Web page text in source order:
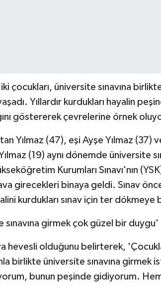
çocukları, üniversite sınavına birlikte
Yıllardır kurdukları hayalin
göstererek çevrelerine örnek
Yılmaz (47), eşi Ayşe Yılmaz (37)
(19) aynı dönemde üniversite
Kurumları Sınavı'nın
girecekleri binaya geldi. Sınav
kurdukları sınav için ter dökmeye
girmek çok güzel bir duygu'
hevesli olduğunu belirterek,
birlikte üniversite sınavına girmek
bunun peşinde gidiyorum.